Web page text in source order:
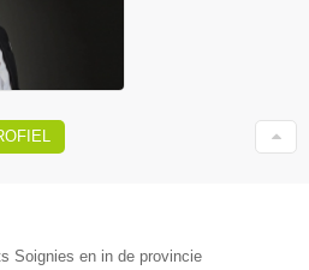
Soignies en in de provincie